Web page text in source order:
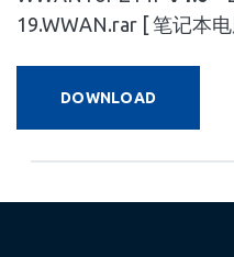
19.WWAN.rar [ 笔记本
DOWNLOAD